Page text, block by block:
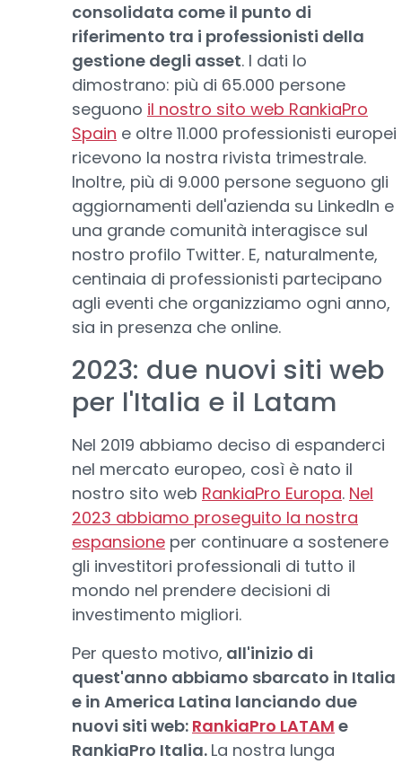
consolidata come il punto di
riferimento tra i professionisti della
gestione degli asset. I dati lo
dimostrano: più di 65.000 persone
seguono il nostro sito web RankiaPro
Spain e oltre 11.000 professionisti europei
ricevono la nostra rivista trimestrale.
Inoltre, più di 9.000 persone seguono gli
aggiornamenti dell'azienda su LinkedIn e
una grande comunità interagisce sul
nostro profilo Twitter. E, naturalmente,
centinaia di professionisti partecipano
agli eventi che organizziamo ogni anno,
sia in presenza che online.
2023: due nuovi siti web
per l'Italia e il Latam
Nel 2019 abbiamo deciso di espanderci
nel mercato europeo, così è nato il
nostro sito web RankiaPro Europa. Nel
2023 abbiamo proseguito la nostra
espansione per continuare a sostenere
gli investitori professionali di tutto il
mondo nel prendere decisioni di
investimento migliori.
Per questo motivo, all'inizio di
quest'anno abbiamo sbarcato in Italia
e in America Latina lanciando due
nuovi siti web: RankiaPro LATAM e
RankiaPro Italia. La nostra lunga